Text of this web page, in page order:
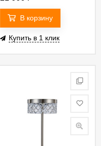
В корзину
Купить в 1 клик